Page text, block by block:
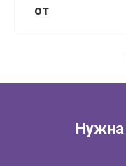
от
Нужна